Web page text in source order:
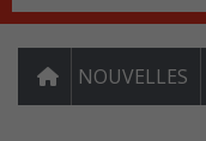
NOUVELLES